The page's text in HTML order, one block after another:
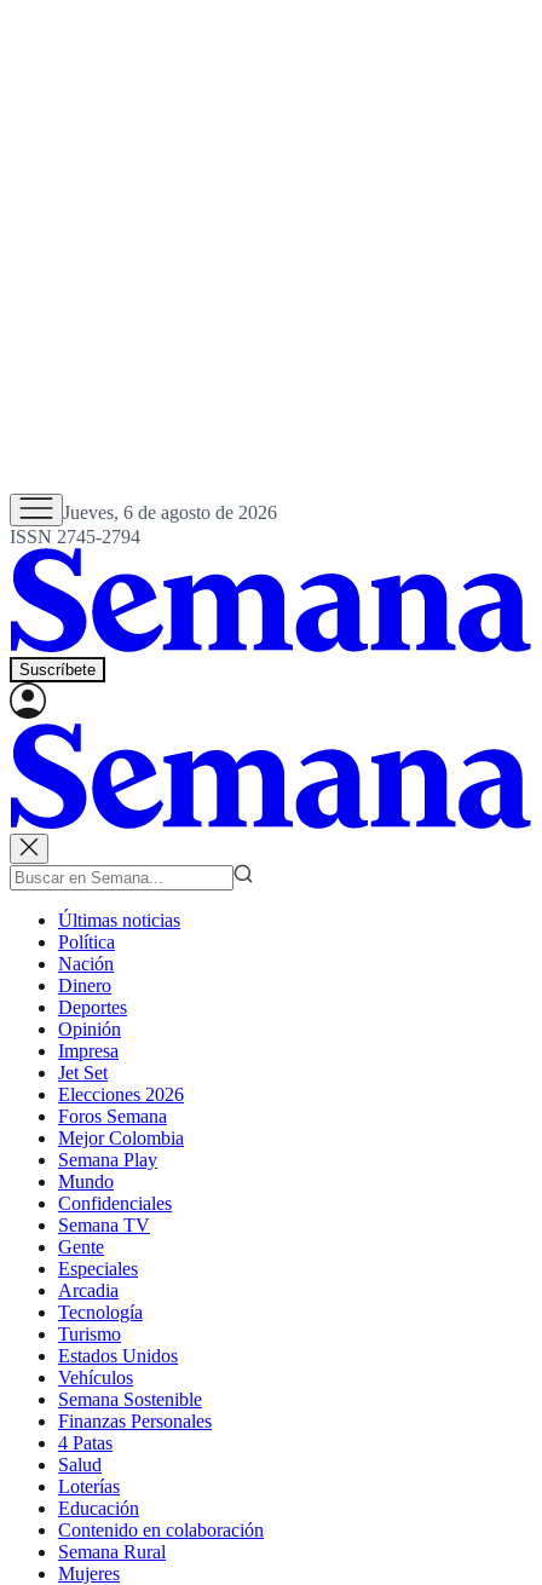
Jueves, 6 de agosto de 2026
ISSN 2745-2794
Suscríbete
Últimas noticias
Política
Nación
Dinero
Deportes
Opinión
Impresa
Jet Set
Elecciones 2026
Foros Semana
Mejor Colombia
Semana Play
Mundo
Confidenciales
Semana TV
Gente
Especiales
Arcadia
Tecnología
Turismo
Estados Unidos
Vehículos
Semana Sostenible
Finanzas Personales
4 Patas
Salud
Loterías
Educación
Contenido en colaboración
Semana Rural
Mujeres